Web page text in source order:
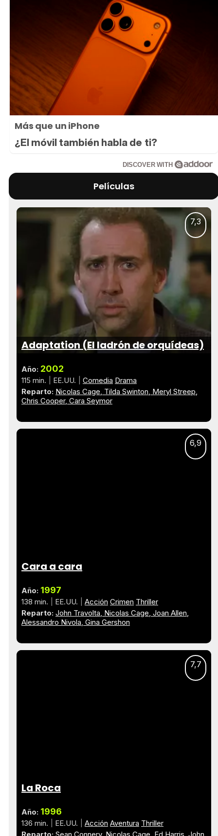
Más que un iPhone
¿El móvil también habla de ti?
DISCOVER WITH
Películas
7,3
Adaptation (El ladrón de orquídeas)
Año: 2002
115 min. EE.UU. Comedia Drama
Reparto: Nicolas Cage Tilda Swinton Meryl Streep
Chris Cooper Cara Seymor
6,9
Cara a cara
Año: 1997
138 min. EE.UU. Acción Crimen Thriller
Reparto: John Travolta Nicolas Cage Joan Allen
Alessandro Nivola Gina Gershon
7,7
La Roca
Año: 1996
136 min. EE.UU. Acción Aventura Thriller